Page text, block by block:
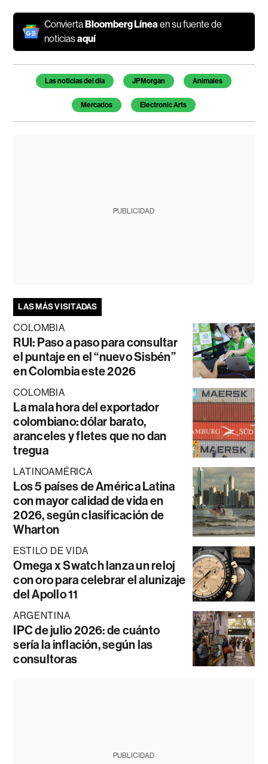
ConviertaBloomberg Línea en su fuente de
noticiasaquí
Temas de este artículo
Las noticias del día JPMorgan Animales
Mercados Electronic Arts
PUBLICIDAD
LAS MÁS VISITADAS
COLOMBIA
RUI: Paso a paso para consultar
el puntaje en el “nuevo Sisbén”
en Colombia este 2026
COLOMBIA
La mala hora del exportador
colombiano: dólar barato,
aranceles y fletes que no dan
tregua
LATINOAMÉRICA
Los 5 países de América Latina
con mayor calidad de vida en
2026, según clasificación de
Wharton
ESTILO DE VIDA
Omega x Swatch lanza un reloj
con oro para celebrar el alunizaje
del Apollo 11
ARGENTINA
IPC de julio 2026: de cuánto
sería la inflación, según las
consultoras
PUBLICIDAD